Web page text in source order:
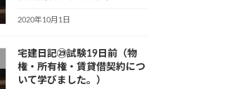
2020年10月1日
宅建日記㉙試験19日前（物
権・所有権・賃貸借契約につ
いて学びました。）